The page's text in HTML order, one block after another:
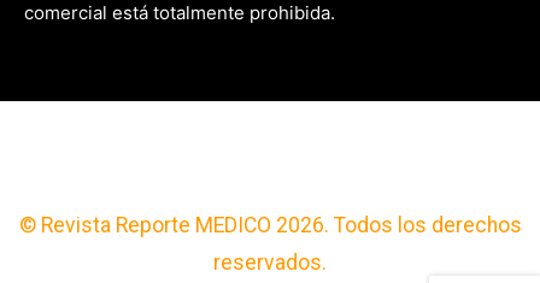
comercial está totalmente prohibida.
© Revista Reporte MEDICO 2026. Todos los derechos
reservados.